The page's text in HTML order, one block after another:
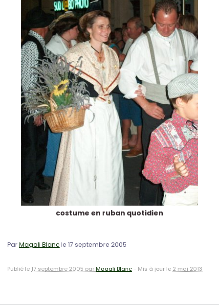
costume en ruban quotidien
ParMagali Blanc le 17 septembre 2005
Publié le 17 septembre 2005 parMagali Blanc- Mis à jour le 2 mai 2013